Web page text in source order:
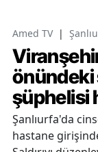
Amed TV |
önündeki
şüphelisi
Şanlıurfa'da
hastane